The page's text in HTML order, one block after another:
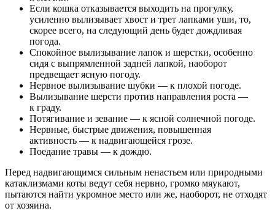
Если кошка отказывается выходить на прогулку,
усиленно вылизывает хвост и трет лапками уши, то,
скорее всего, на следующий день будет дождливая
погода.
Спокойное вылизывание лапок и шерстки, особенно
сидя с выпрямленной задней лапкой, наоборот
предвещает ясную погоду.
Нервное вылизывание шубки — к плохой погоде.
Вылизывание шерсти против направления роста —
к граду.
Потягивание и зевание — к ясной солнечной погоде.
Нервные, быстрые движения, повышенная
активность — к надвигающейся грозе.
Поедание травы — к дождю.
Перед надвигающимся сильным ненастьем или природными
катаклизмами коты ведут себя нервно, громко мяукают,
пытаются найти укромное место или же, наоборот, не отходят
от хозяина.